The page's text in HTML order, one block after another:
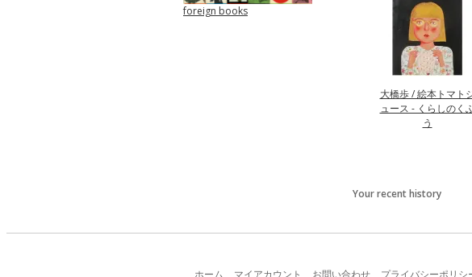
大橋歩 / 絵本トマト
ュース - くらしのく
う
Your recent history
foreign books